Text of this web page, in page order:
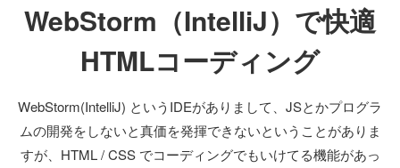
WebStorm（IntelliJ）で快適
HTMLコーディング
WebStorm(IntelliJ) というIDEがありまして、JSとかプログラ
ムの開発をしないと真価を発揮できないということがありま
すが、HTML / CSS でコーディングでもいけてる機能があっ